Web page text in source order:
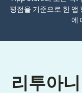
평점을 기준으로 한 앱
에
리투아